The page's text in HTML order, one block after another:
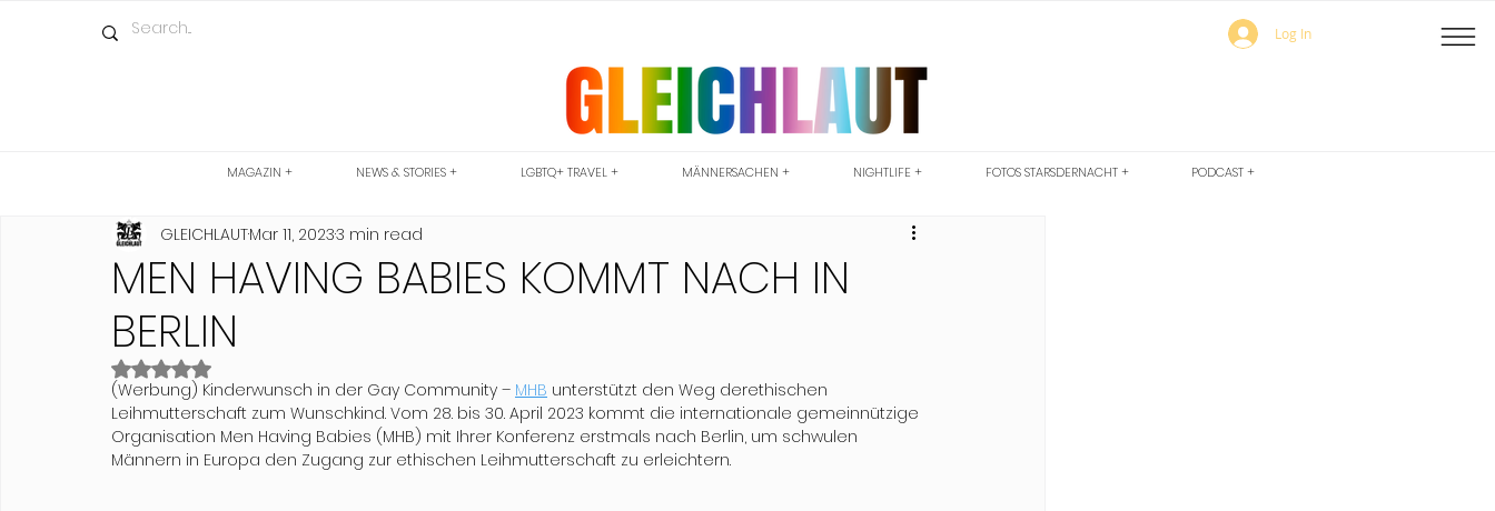
Log In
MAGAZIN + NEWS & STORIES + LGBTQ+ TRAVEL + MÄNNERSACHEN + NIGHTLIFE + FOTOS STARSDERNACHT + PODCAST +
MEN HAVING BABIES KOMMT NACH IN
BERLIN
GLEICHLAUTMar 11, 20233 min read
Rated NaN out of 5 stars.
(Werbung) Kinderwunsch in der Gay Community – MHB unterstützt den Weg derethischen
Leihmutterschaft zum Wunschkind. Vom 28. bis 30. April 2023 kommt die internationale gemeinnützige
Organisation Men Having Babies (MHB) mit Ihrer Konferenz erstmals nach Berlin, um schwulen
Männern in Europa den Zugang zur ethischen Leihmutterschaft zu erleichtern.